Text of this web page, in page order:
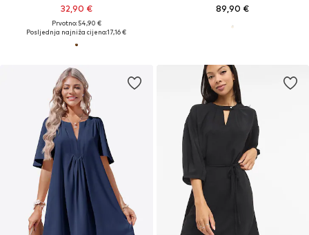
32,90 €
Prvotno: 54,90 €
Posljednja najniža cijena:17,16 €
89,90 €